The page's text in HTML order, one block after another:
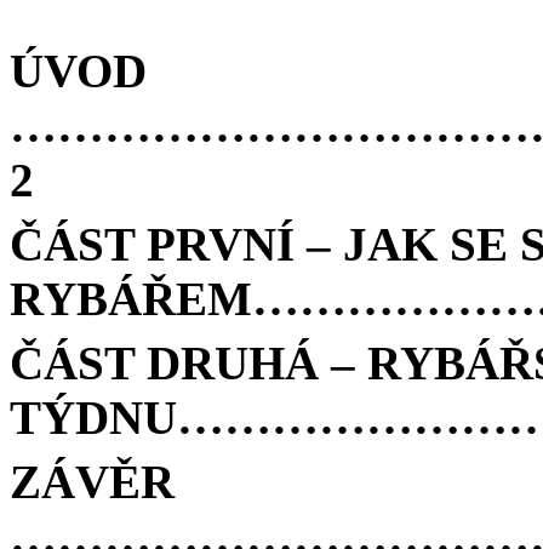
ÚVOD
2
ČÁST PRVNÍ – JAK SE
ČÁST DRUHÁ –
ZÁVĚR